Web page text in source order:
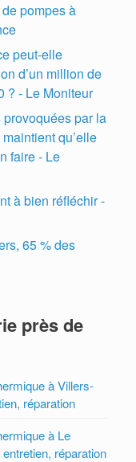
pompes à
peut-elle
d’un million de
? - Le Moniteur
par la
qu’elle
faire - Le
à bien réfléchir -
65 % des
près de
à Villers-
réparation
à Le
réparation